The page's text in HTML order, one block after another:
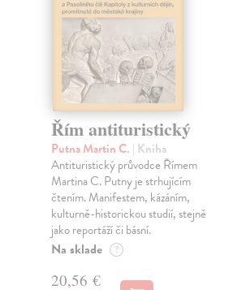
Řím antituristický
Putna Martin C. | Kniha
Antituristický průvodce Římem
Martina C. Putny je strhujícím
čtením. Manifestem, kázáním,
kulturně-historickou studií, stejně
jako reportáží či básní.
Na sklade ?
20,56 €